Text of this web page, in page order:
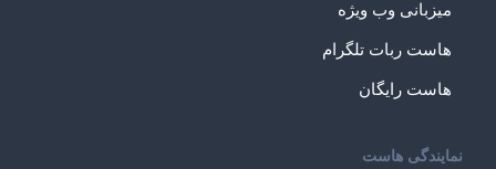
میزبانی وب ویژه
هاست ربات تلگرام
هاست رایگان
نمایندگی هاست